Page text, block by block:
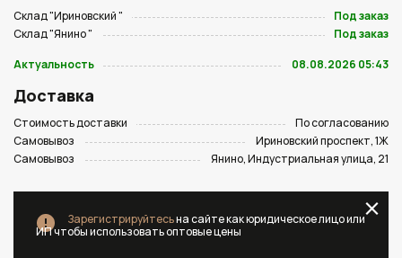
Склад "Ириновский "
Под заказ
Склад "Янино "
Под заказ
Актуальность
08.08.2026 05:43
Доставка
Стоимость доставки
По согласованию
Самовывоз
Ириновский проспект, 1Ж
Самовывоз
Янино, Индустриальная улица, 21
Зарегистрируйтесьна сайте как юридическое лицо или
ИП чтобы использовать оптовые цены